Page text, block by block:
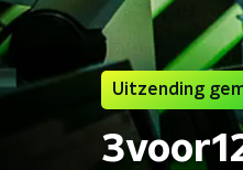
Uitzending